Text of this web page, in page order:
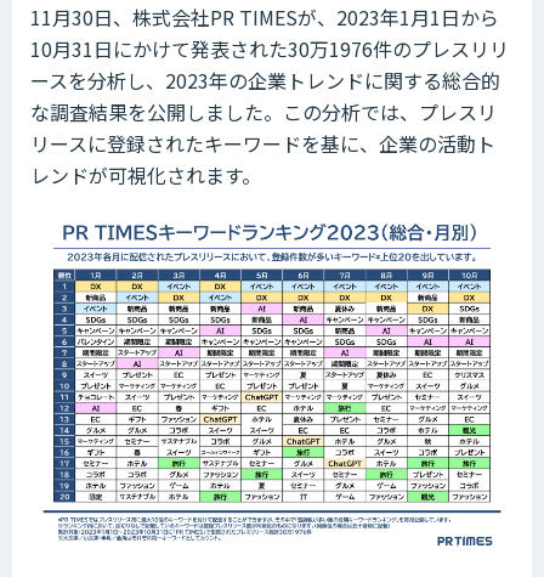
11月30日、株式会社PR TIMESが、2023年1月1日から
10月31日にかけて発表された30万1976件のプレスリリ
ースを分析し、2023年の企業トレンドに関する総合的
な調査結果を公開しました。この分析では、プレスリ
リースに登録されたキーワードを基に、企業の活動ト
レンドが可視化されます。